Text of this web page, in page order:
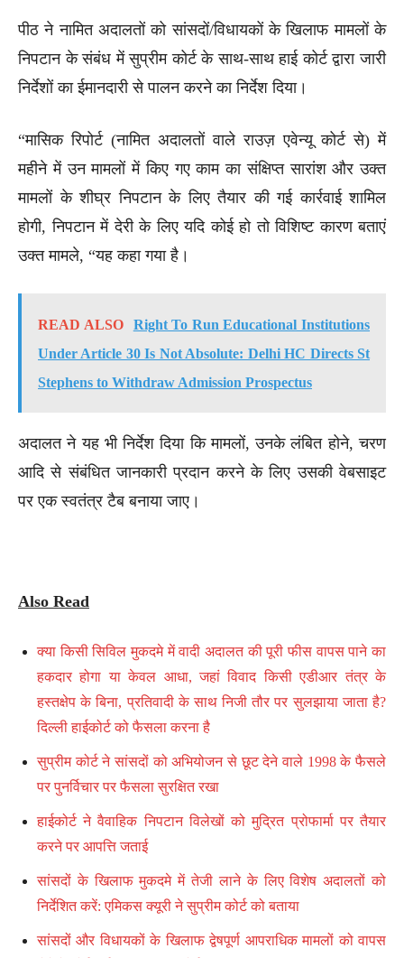
पीठ ने नामित अदालतों को सांसदों/विधायकों के खिलाफ मामलों के
निपटान के संबंध में सुप्रीम कोर्ट के साथ-साथ हाई कोर्ट द्वारा जारी
निर्देशों का ईमानदारी से पालन करने का निर्देश दिया।
“मासिक रिपोर्ट (नामित अदालतों वाले राउज़ एवेन्यू कोर्ट से) में
महीने में उन मामलों में किए गए काम का संक्षिप्त सारांश और उक्त
मामलों के शीघ्र निपटान के लिए तैयार की गई कार्रवाई शामिल
होगी, निपटान में देरी के लिए यदि कोई हो तो विशिष्ट कारण बताएं
उक्त मामले, “यह कहा गया है।
READ ALSO
Right To Run Educational Institutions
Under Article 30 Is Not Absolute: Delhi HC Directs St
Stephens to Withdraw Admission Prospectus
अदालत ने यह भी निर्देश दिया कि मामलों, उनके लंबित होने, चरण
आदि से संबंधित जानकारी प्रदान करने के लिए उसकी वेबसाइट
पर एक स्वतंत्र टैब बनाया जाए।
Also Read
क्या किसी सिविल मुकदमे में वादी अदालत की पूरी फीस वापस पाने का
हकदार होगा या केवल आधा, जहां विवाद किसी एडीआर तंत्र के
हस्तक्षेप के बिना, प्रतिवादी के साथ निजी तौर पर सुलझाया जाता है?
दिल्ली हाईकोर्ट को फैसला करना है
सुप्रीम कोर्ट ने सांसदों को अभियोजन से छूट देने वाले 1998 के फैसले
पर पुनर्विचार पर फैसला सुरक्षित रखा
हाईकोर्ट ने वैवाहिक निपटान विलेखों को मुद्रित प्रोफार्मा पर तैयार
करने पर आपत्ति जताई
सांसदों के खिलाफ मुकदमे में तेजी लाने के लिए विशेष अदालतों को
निर्देशित करें: एमिकस क्यूरी ने सुप्रीम कोर्ट को बताया
सांसदों और विधायकों के खिलाफ द्वेषपूर्ण आपराधिक मामलों को वापस